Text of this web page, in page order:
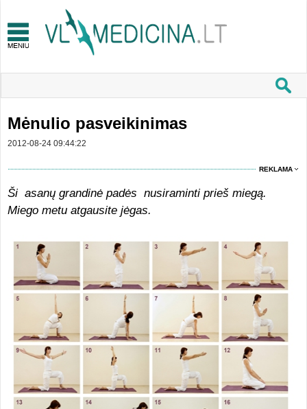
Mėnulio pasveikinimas
2012-08-24 09:44:22
REKLAMA
Ši asanų grandinė padės nusiraminti prieš miegą.
Miego metu atgausite jėgas.